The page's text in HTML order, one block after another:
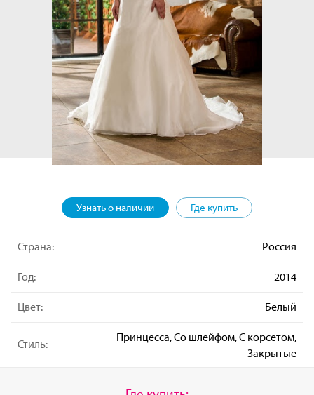
Узнать о наличии Где купить
Страна: Россия
Год: 2014
Цвет: Белый
Стиль:
Принцесса, Со шлейфом, С корсетом,
Закрытые